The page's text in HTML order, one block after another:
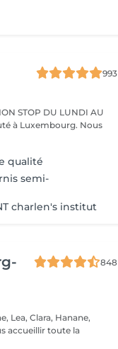
993
STOP DU LUNDI AU
qualité
semi-
charlen's institut
848
Lea, Clara, Hanane,
accueillir toute la